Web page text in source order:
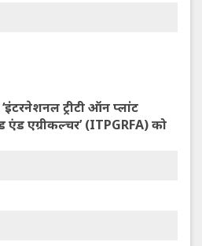
ट्रीटी ऑन प्लांट
एग्रीकल्चर’ (ITPGRFA) को